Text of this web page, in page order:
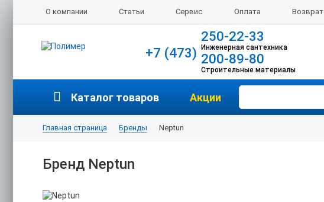
О компании Статьи Сервис Оплата Возврат
+7 (473)
250-22-33
Инженерная сантехника
200-89-80
Строительные материалы
Каталог товаров Акции
Главная страница Бренды Neptun
Бренд Neptun